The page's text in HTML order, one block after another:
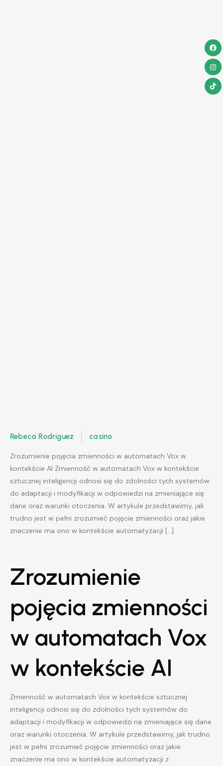
Rebeca Rodriguez casino
Zrozumienie pojęcia zmienności w automatach Vox w
kontekście AI Zmienność w automatach Vox w kontekście
sztucznej inteligencji odnosi się do zdolności tych systemów
do adaptacji i modyfikacji w odpowiedzi na zmieniające się
dane oraz warunki otoczenia. W artykule przedstawimy, jak
trudno jest w pełni zrozumieć pojęcie zmienności oraz jakie
znaczenie ma ono w kontekście automatyzacji […]
Zrozumienie
pojęcia zmienności
w automatach Vox
w kontekście AI
Zmienność w automatach Vox w kontekście sztucznej
inteligencji odnosi się do zdolności tych systemów do
adaptacji i modyfikacji w odpowiedzi na zmieniające się dane
oraz warunki otoczenia. W artykule przedstawimy, jak trudno
jest w pełni zrozumieć pojęcie zmienności oraz jakie
znaczenie ma ono w kontekście automatyzacji z